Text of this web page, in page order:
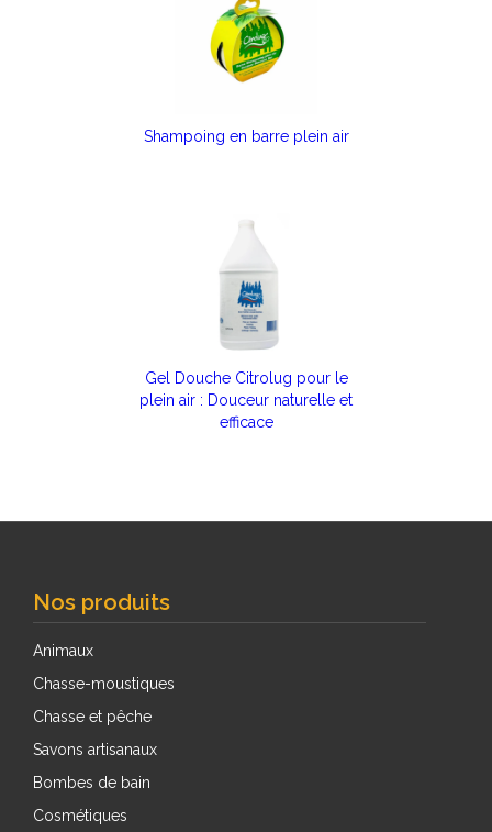
Shampoing en barre plein air
Gel Douche Citrolug pour le
plein air : Douceur naturelle et
efficace
Nos produits
Animaux
Chasse-moustiques
Chasse et pêche
Savons artisanaux
Bombes de bain
Cosmétiques